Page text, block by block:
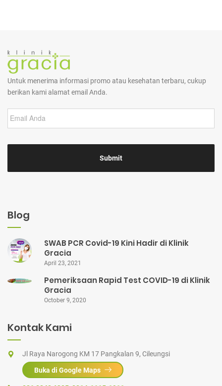
Untuk menerima informasi promo atau kesehatan terbaru, cukup
berikan kami alamat email Anda.
m
a
Blog
SWAB PCR Covid-19 Kini Hadir di Klinik
Gracia
April 23, 2021
Pemeriksaan Rapid Test COVID-19 di Klinik
Gracia
October 9, 2020
Kontak Kami
Jl Raya Narogong KM 17 Pangkalan 9, Cileungsi
Buka di Google Maps